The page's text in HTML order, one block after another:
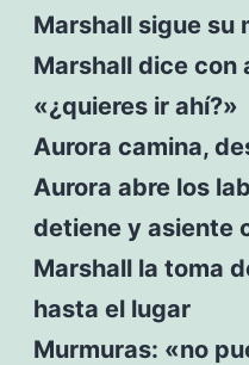
Marshall sigue su
Marshall dice con
«¿quieres ir ahí?»
Aurora camina,
Aurora abre los
detiene y asiente
Marshall la toma
hasta el lugar
Murmuras: «no